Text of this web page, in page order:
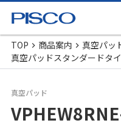
TOP 商品案内
真空パッ
真空パッドスタンダードタ
真空パッド